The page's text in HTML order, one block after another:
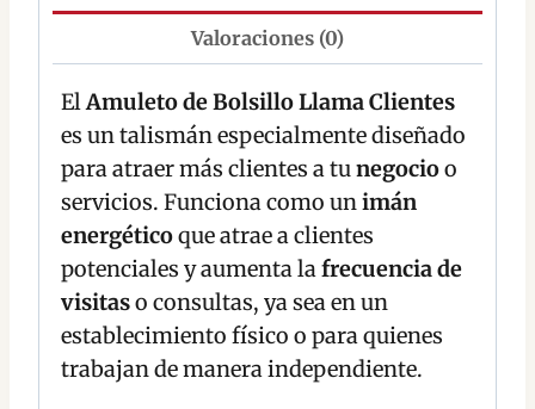
Valoraciones (0)
ElAmuleto de Bolsillo Llama Clientes
es un talismán especialmente diseñado
para atraer más clientes a tunegocioo
servicios. Funciona como unimán
energéticoque atrae a clientes
potenciales y aumenta lafrecuencia de
visitaso consultas, ya sea en un
establecimiento físico o para quienes
trabajan de manera independiente.